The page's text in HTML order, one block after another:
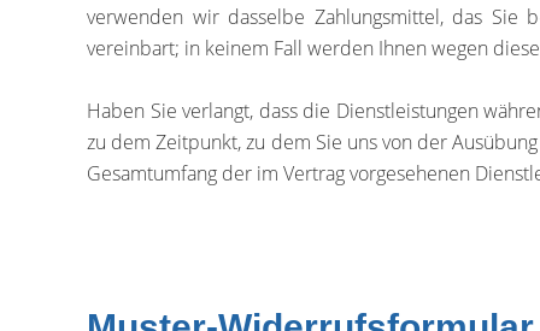
verwenden wir dasselbe Zahlungsmittel, das Sie
vereinbart; in keinem Fall werden Ihnen wegen
Haben Sie verlangt, dass die Dienstleistungen
zu dem Zeitpunkt, zu dem Sie uns von der
Gesamtumfang der im Vertrag vorgesehenen